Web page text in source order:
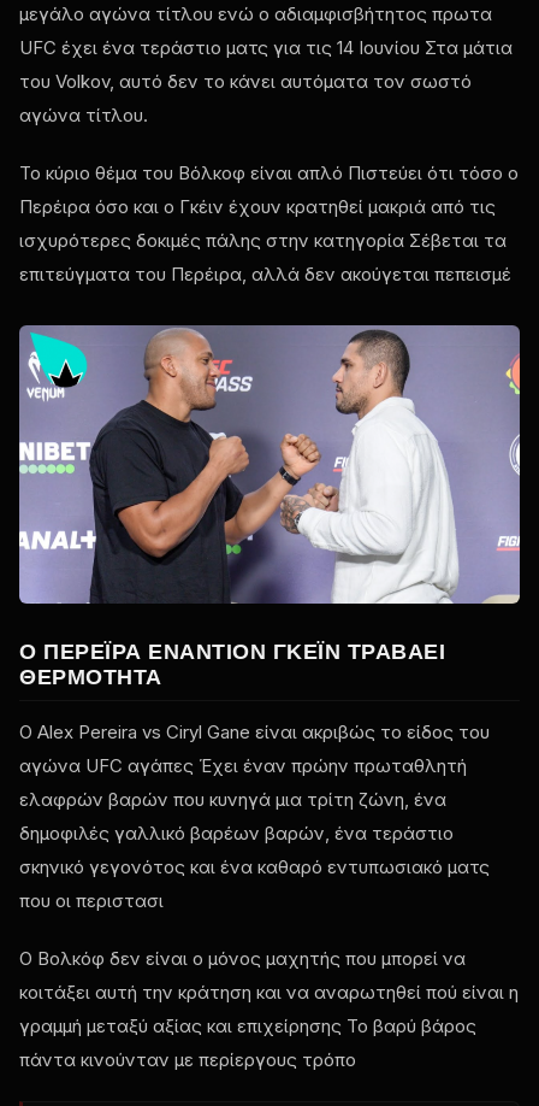
μεγάλο αγώνα τίτλου ενώ ο αδιαμφισβήτητος πρωτα
UFC έχει ένα τεράστιο ματς για τις 14 Ιουνίου Στα μάτια
του Volkov, αυτό δεν το κάνει αυτόματα τον σωστό
αγώνα τίτλου.
Το κύριο θέμα του Βόλκοφ είναι απλό Πιστεύει ότι τόσο ο
Περέιρα όσο και ο Γκέιν έχουν κρατηθεί μακριά από τις
ισχυρότερες δοκιμές πάλης στην κατηγορία Σέβεται τα
επιτεύγματα του Περέιρα, αλλά δεν ακούγεται πεπεισμέ
Ο ΠΕΡΈΙΡΑ ΕΝΑΝΤΊΟΝ ΓΚΈΙΝ ΤΡΑΒΆΕΙ
ΘΕΡΜΌΤΗΤΑ
Ο Alex Pereira vs Ciryl Gane είναι ακριβώς το είδος του
αγώνα UFC αγάπες Έχει έναν πρώην πρωταθλητή
ελαφρών βαρών που κυνηγά μια τρίτη ζώνη, ένα
δημοφιλές γαλλικό βαρέων βαρών, ένα τεράστιο
σκηνικό γεγονότος και ένα καθαρό εντυπωσιακό ματς
που οι περιστασι
Ο Βολκόφ δεν είναι ο μόνος μαχητής που μπορεί να
κοιτάξει αυτή την κράτηση και να αναρωτηθεί πού είναι η
γραμμή μεταξύ αξίας και επιχείρησης Το βαρύ βάρος
πάντα κινούνταν με περίεργους τρόπο